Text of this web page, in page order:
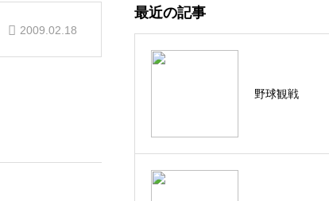
2009.02.18
最近の記事
野球観戦